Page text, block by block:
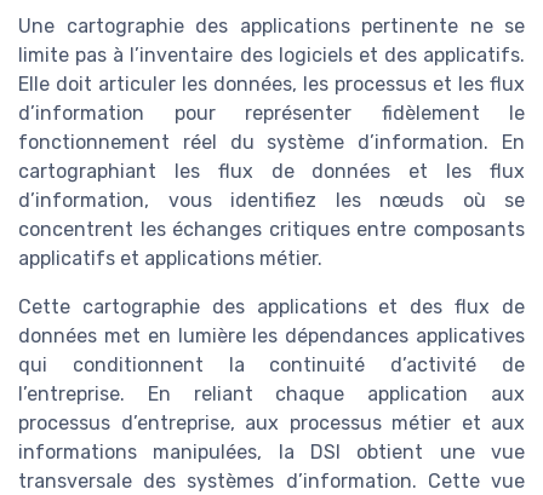
Une cartographie des applications pertinente ne se
limite pas à l’inventaire des logiciels et des applicatifs.
Elle doit articuler les données, les processus et les flux
d’information pour représenter fidèlement le
fonctionnement réel du système d’information. En
cartographiant les flux de données et les flux
d’information, vous identifiez les nœuds où se
concentrent les échanges critiques entre composants
applicatifs et applications métier.
Cette cartographie des applications et des flux de
données met en lumière les dépendances applicatives
qui conditionnent la continuité d’activité de
l’entreprise. En reliant chaque application aux
processus d’entreprise, aux processus métier et aux
informations manipulées, la DSI obtient une vue
transversale des systèmes d’information. Cette vue